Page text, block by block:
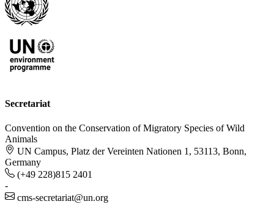
Secretariat
Convention on the Conservation of Migratory Species of Wild
Animals
UN Campus, Platz der Vereinten Nationen 1, 53113, Bonn,
Germany
(+49 228)815 2401
-
cms-secretariat@un.org